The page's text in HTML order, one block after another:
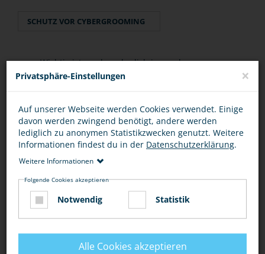
SCHUTZ VOR CYBERGROOMING
Wichtig ist es, dass du dich jemandem
anvertraust und darüber redest.
melde das der Polizei. Das kann eine Straftat
sein.
Zusätzlich kannst du dem Anbieter des Sozialen
Bescheid sagen, damit er diesen Account
sperren kann.
Privatsphäre-Einstellungen ×
Auf unserer Webseite werden Cookies verwendet. Einige
davon werden zwingend benötigt, andere werden
lediglich zu anonymen Statistikzwecken genutzt. Weitere
Informationen findest du in der Datenschutzerklärung.
Weitere Informationen
Folgende Cookies akzeptieren
Notwendig Statistik
Alle Cookies akzeptieren